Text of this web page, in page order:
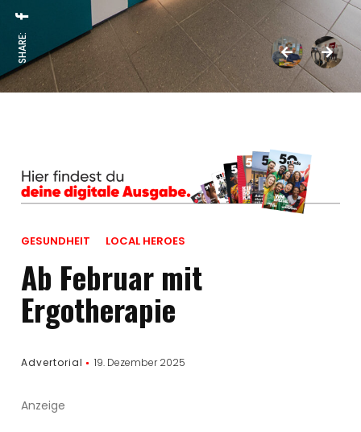
SHARE:
GESUNDHEIT LOCAL HEROES
Ab Februar mit
Ergotherapie
Advertorial 19. Dezember 2025
Anzeige